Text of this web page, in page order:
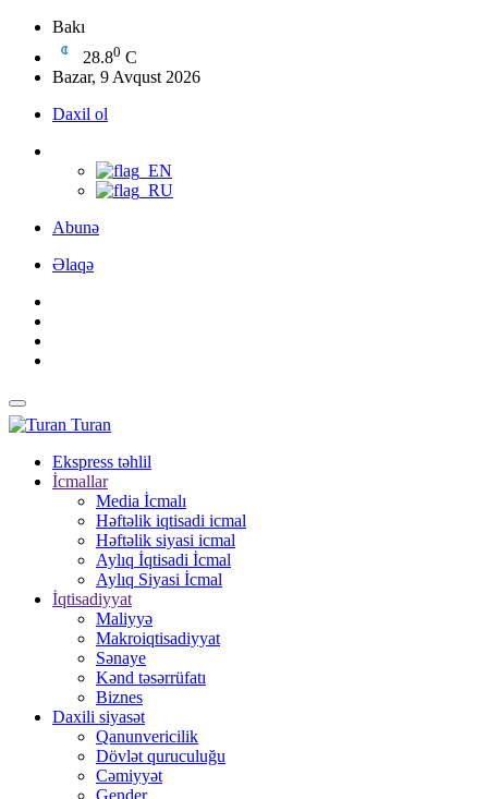
Bakı
28.80 C
Bazar, 9 Avqust 2026
Daxil ol
Abunə
Əlaqə
Turan
Ekspress təhlil
İcmallar
Media İcmalı
Həftəlik iqtisadi icmal
Həftəlik siyasi icmal
Aylıq İqtisadi İcmal
Aylıq Siyasi İcmal
İqtisadiyyat
Maliyyə
Makroiqtisadiyyat
Sənaye
Kənd təsərrüfatı
Biznes
Daxili siyasət
Qanunvericilik
Dövlət quruculuğu
Cəmiyyət
Gender